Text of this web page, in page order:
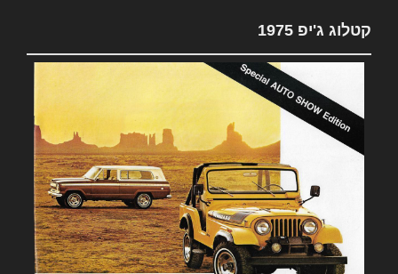
קטלוג ג'יפ 1975